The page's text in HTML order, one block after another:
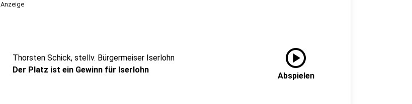
Anzeige
Thorsten Schick, stellv. Bürgermeiser Iserlohn
Der Platz ist ein Gewinn für Iserlohn
play_circle
Abspielen